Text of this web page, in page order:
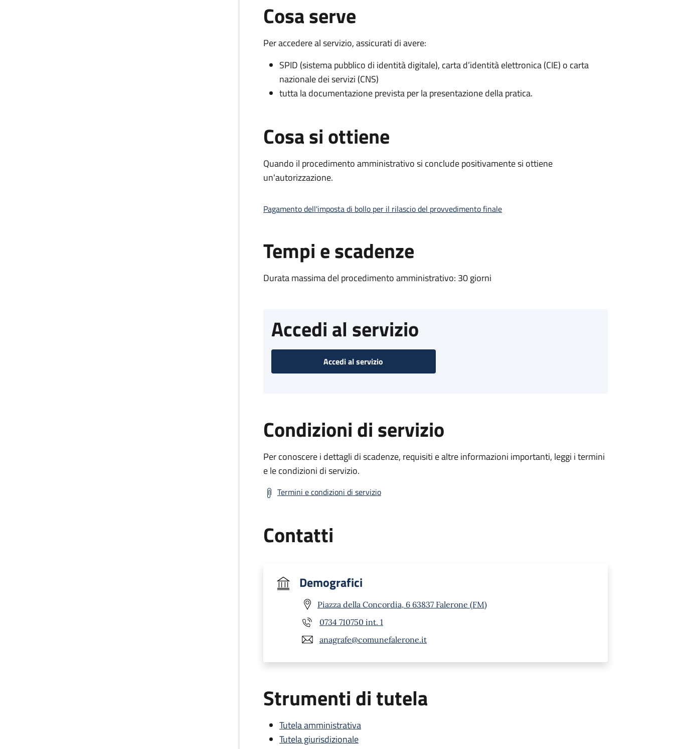
Cosa serve
Per accedere al servizio, assicurati di avere:
SPID (sistema pubblico di identità digitale), carta d’identità elettronica (CIE) o carta
nazionale dei servizi (CNS)
tutta la documentazione prevista per la presentazione della pratica.
Cosa si ottiene
Quando il procedimento amministrativo si conclude positivamente si ottiene
un'autorizzazione.
Pagamento dell'imposta di bollo per il rilascio del provvedimento finale
Tempi e scadenze
Durata massima del procedimento amministrativo: 30 giorni
Accedi al servizio
Accedi al servizio
Condizioni di servizio
Per conoscere i dettagli di scadenze, requisiti e altre informazioni importanti, leggi i termini
e le condizioni di servizio.
Termini e condizioni di servizio
Contatti
Demografici
Piazza della Concordia, 6 63837 Falerone (FM)
0734 710750 int. 1
anagrafe@comunefalerone.it
Strumenti di tutela
Tutela amministrativa
Tutela giurisdizionale